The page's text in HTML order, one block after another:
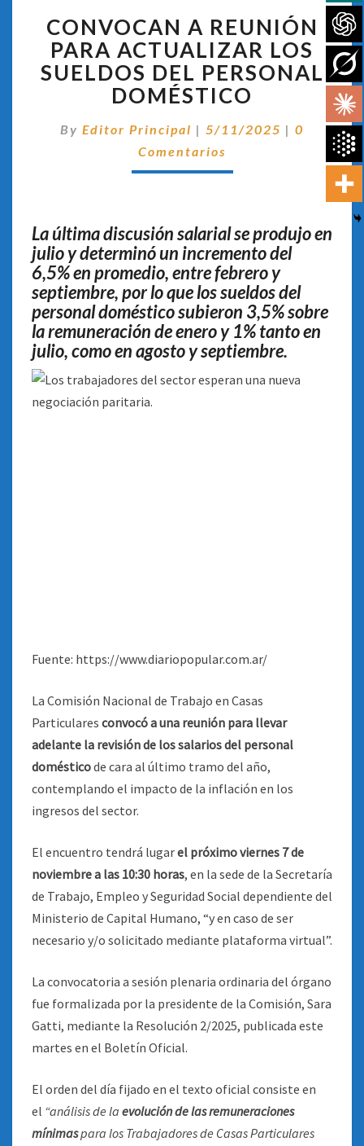
A
REUNIÓN
PARA
ACTUALIZAR
LOS
DEL
PERSONAL
DOMÉSTICO
CONVOCAN A REUNIÓN
PARA ACTUALIZAR LOS
SUELDOS DEL PERSONAL
DOMÉSTICO
By Editor Principal | 5/11/2025 | 0
Comentarios
La última discusión salarial se produjo en
julio y determinó un incremento del
6,5% en promedio, entre febrero y
septiembre, por lo que los sueldos del
personal doméstico subieron 3,5% sobre
la remuneración de enero y 1% tanto en
julio, como en agosto y septiembre.
Fuente: https://www.diariopopular.com.ar/
La Comisión Nacional de Trabajo en Casas
Particulares convocó a una reunión para llevar
adelante la revisión de los salarios del personal
domésticode cara al último tramo del año,
contemplando el impacto de la inflación en los
ingresos del sector.
El encuentro tendrá lugarel próximo viernes 7 de
noviembre a las 10:30 horas, en la sede de la Secretaría
de Trabajo, Empleo y Seguridad Social dependiente del
Ministerio de Capital Humano, “y en caso de ser
necesario y/o solicitado mediante plataforma virtual”.
La convocatoria a sesión plenaria ordinaria del órgano
fue formalizada por la presidente de la Comisión, Sara
Gatti, mediante la Resolución 2/2025, publicada este
martes en el Boletín Oficial.
El orden del día fijado en el texto oficial consiste en
el “análisis de la evolución de las remuneraciones
mínimaspara los Trabajadores de Casas Particulares